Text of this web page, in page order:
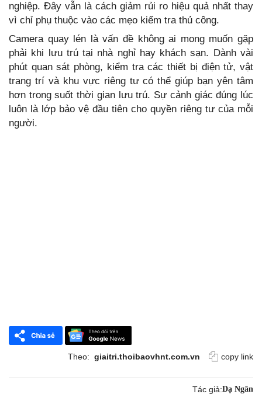
nghiệp. Đây vẫn là cách giảm rủi ro hiệu quả nhất thay
vì chỉ phụ thuộc vào các mẹo kiểm tra thủ công.
Camera quay lén là vấn đề không ai mong muốn gặp
phải khi lưu trú tại nhà nghỉ hay khách sạn. Dành vài
phút quan sát phòng, kiểm tra các thiết bị điện tử, vật
trang trí và khu vực riêng tư có thể giúp bạn yên tâm
hơn trong suốt thời gian lưu trú. Sự cảnh giác đúng lúc
luôn là lớp bảo vệ đầu tiên cho quyền riêng tư của mỗi
người.
Theo: giaitri.thoibaovhnt.com.vn copy link
Tác giả:Dạ Ngân